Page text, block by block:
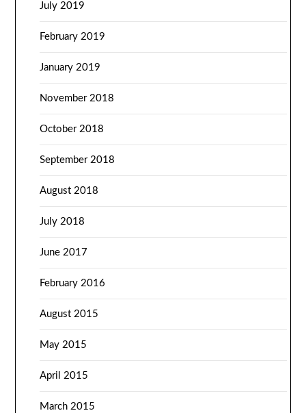
July 2019
February 2019
January 2019
November 2018
October 2018
September 2018
August 2018
July 2018
June 2017
February 2016
August 2015
May 2015
April 2015
March 2015